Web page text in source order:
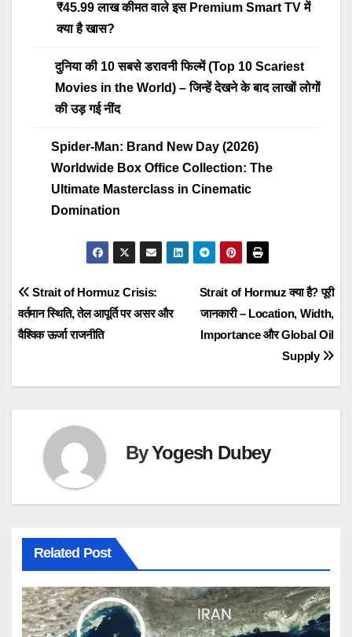
₹45.99 लाख कीमत वाले इस Premium Smart TV में
क्या है खास?
दुनिया की 10 सबसे डरावनी फिल्में (Top 10 Scariest
Movies in the World) – जिन्हें देखने के बाद लाखों लोगों
की उड़ गई नींद
Spider-Man: Brand New Day (2026)
Worldwide Box Office Collection: The
Ultimate Masterclass in Cinematic
Domination
Post
navigation
Strait of Hormuz क्या है? पूरी
जानकारी – Location, Width,
Importance और Global Oil
Supply
Strait of Hormuz Crisis:
वर्तमान स्थिति, तेल आपूर्ति पर असर और
वैश्विक ऊर्जा राजनीति
ByYogesh Dubey
Related Post